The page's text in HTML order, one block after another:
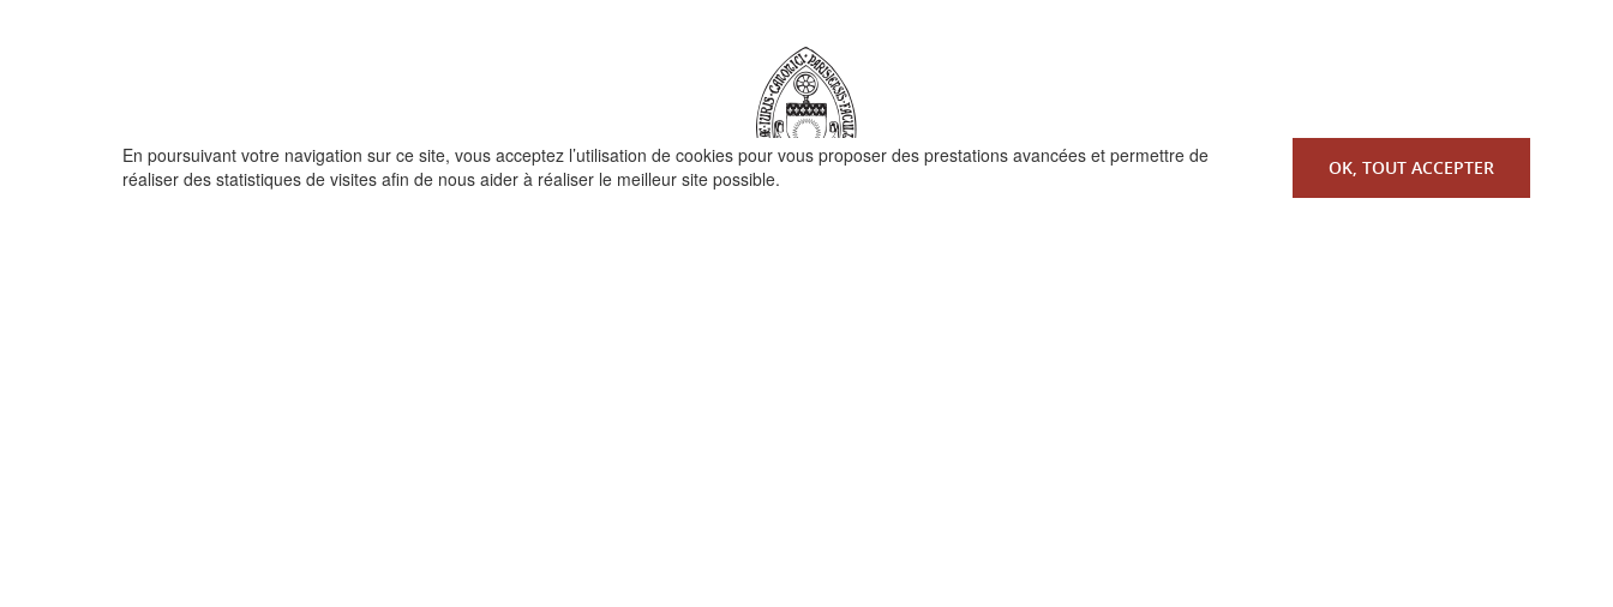
En poursuivant votre navigation sur ce site, vous acceptez l’utilisation de cookies pour vous proposer des prestations avancées et permettre de
réaliser des statistiques de visites afin de nous aider à réaliser le meilleur site possible.
OK, TOUT ACCEPTER